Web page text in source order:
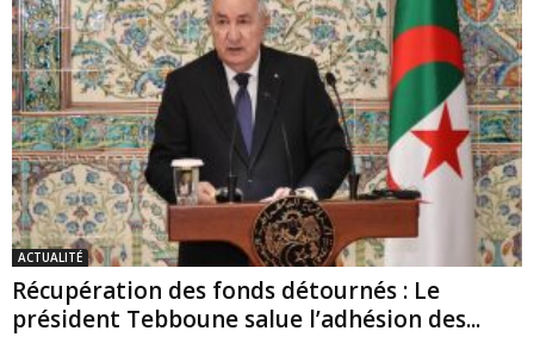
ACTUALITÉ
Récupération des fonds détournés : Le
président Tebboune salue l’adhésion des...